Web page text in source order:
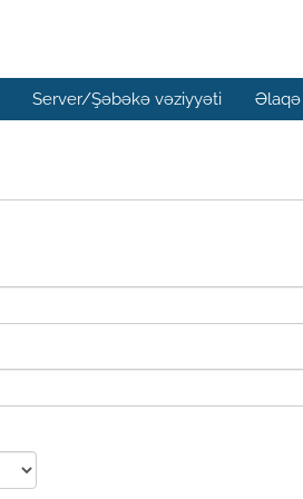
Server/Şəbəkə vəziyyəti Əlaqə